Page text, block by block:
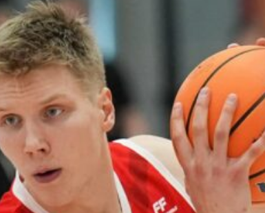
Seagulls
hankki taitoa
ja kokemusta
kokoonpanoo
nsa kahden
pelaajan